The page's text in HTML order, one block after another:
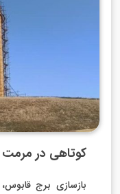
کوتاهی در مرمت
بازسازی برج